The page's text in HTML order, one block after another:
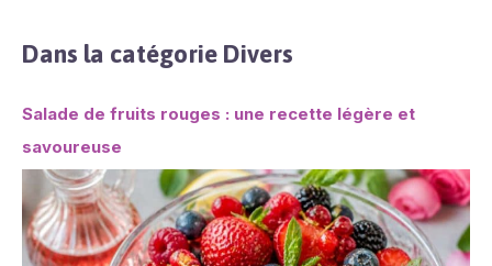
Dans la catégorie Divers
Salade de fruits rouges : une recette légère et
savoureuse